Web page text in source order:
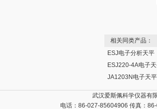
相关同类产品：
ESJ电子分析天平
ESJ220-4A电子
JA1203N电子天平
武汉爱斯佩科学仪器有
电话：86-027-85604906 传真：